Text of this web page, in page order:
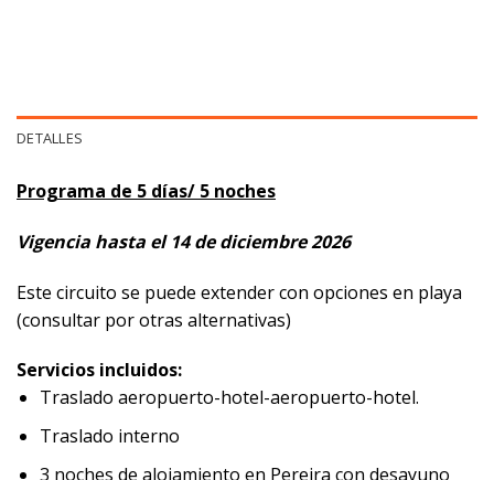
DETALLES
Programa de 5 días/ 5 noches
Vigencia hasta el 14 de diciembre 2026
Este circuito se puede extender con opciones en playa
(consultar por otras alternativas)
Servicios incluidos:
Traslado aeropuerto-hotel-aeropuerto-hotel.
Traslado interno
3 noches de alojamiento en Pereira con desayuno